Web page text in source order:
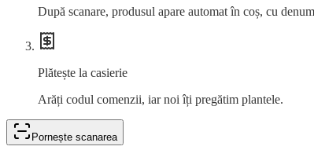
După scanare, produsul apare automat în coș, cu
Plătește la casierie
Arăți codul comenzii, iar noi îți pregătim plantele.
Pornește scanarea